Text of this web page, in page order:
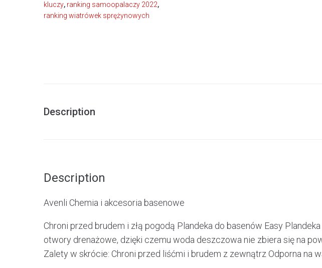
kluczy, ranking samoopalaczy 2022,
ranking wiatrówek sprężynowych
Description
Description
Avenli Chemia i akcesoria basenowe
Chroni przed brudem i złą pogodą Plandeka do basenów Easy
otwory drenażowe, dzięki czemu woda deszczowa nie zbiera się na
Zalety w skrócie: Chroni przed liśćmi i brudem z zewnątrz Odporna